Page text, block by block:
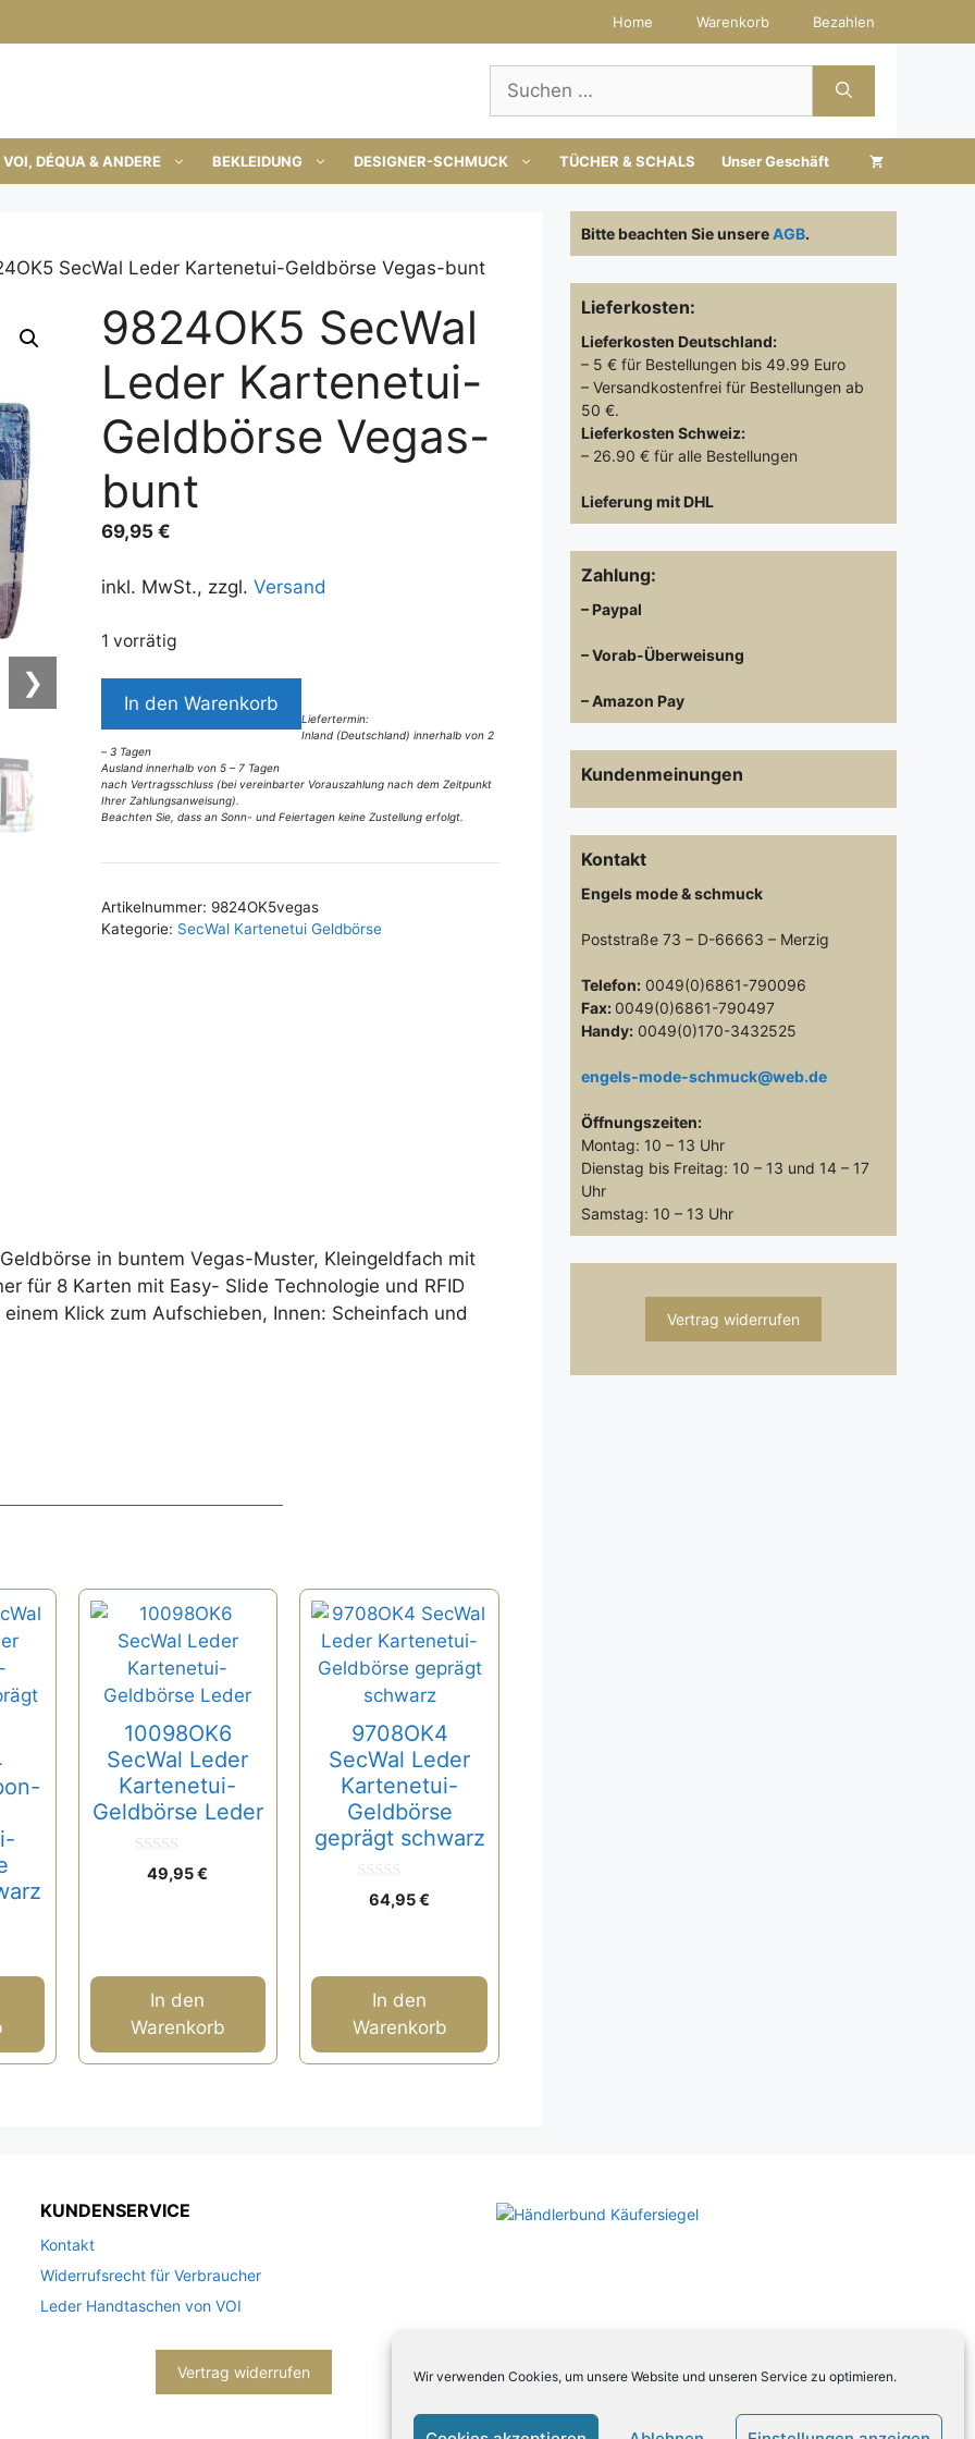
Wir verwenden Cookies, um unsere Website und unseren Service zu optimieren.
Home Warenkorb Bezahlen
Suchen
nach:
DÉQUA & ANDERE BEKLEIDUNG DESIGNER-SCHMUCK TÜCHER & SCHALS Unser Geschäft
SecWal Leder Kartenetui-Geldbörse Vegas-bunt
❯
9824OK5 SecWal
Leder Kartenetui-
Geldbörse Vegas-
bunt
69,95€
inkl. MwSt., zzgl.Versand
1 vorrätig
9824OK5
SecWal
Leder
Kartenetui-
Geldbörse
Vegas-
In den Warenkorb
Liefertermin:
Inland (Deutschland) innerhalb von 2
– 3 Tagen
Ausland innerhalb von 5 – 7 Tagen
nach Vertragsschluss (bei vereinbarter Vorauszahlung nach dem Zeitpunkt
Ihrer Zahlungsanweisung).
Beachten Sie, dass an Sonn- und Feiertagen keine Zustellung erfolgt.
l
e
Artikelnummer: 9824OK5vegas
Kategorie: SecWal Kartenetui Geldbörse
in buntem Vegas-Muster, Kleingeldfach mit
für 8 Karten mit Easy- Slide Technologie und RFID
Klick zum Aufschieben, Innen: Scheinfach und
10098OK6
SecWal Leder
Kartenetui-
Geldbörse Leder
49,95€
In den
Warenkorb
9708OK4
SecWal Leder
Kartenetui-
Geldbörse
geprägt schwarz
64,95€
In den
Warenkorb
Bitte beachten Sie unsereAGB.
Lieferkosten:
Lieferkosten Deutschland:
– 5 € für Bestellungen bis 49.99 Euro
– Versandkostenfrei für Bestellungen ab
50 €.
Lieferkosten Schweiz:
– 26.90 € für alle Bestellungen
Lieferung mit DHL
Zahlung:
– Paypal
– Vorab-Überweisung
– Amazon Pay
Kundenmeinungen
Kontakt
Engels mode & schmuck
Poststraße 73 – D-66663 – Merzig
Telefon: 0049(0)6861-790096
Fax: 0049(0)6861-790497
Handy: 0049(0)170-3432525
engels-mode-schmuck@web.de
Öffnungszeiten:
Montag: 10 – 13 Uhr
Dienstag bis Freitag: 10 – 13 und 14 – 17
Uhr
Samstag: 10 – 13 Uhr
Vertrag widerrufen
KUNDENSERVICE
Kontakt
Widerrufsrecht für Verbraucher
Leder Handtaschen von VOI
Vertrag widerrufen